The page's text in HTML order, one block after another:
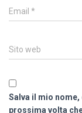
Email *
Sito web
Salva il mio
prossima volta